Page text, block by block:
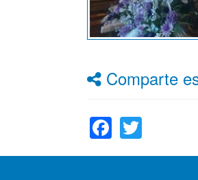
Comparte
Facebook